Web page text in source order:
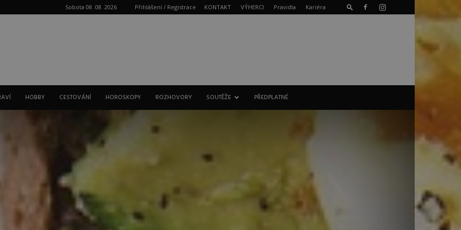
Sobota 08. 08. 2026 Přihlášení / Registrace KONTAKT VÝHERCI Pravidla Kariéra
HOBBY CESTOVÁNÍ HOROSKOPY ROZHOVORY SOUTĚŽE PŘEDPLATNÉ